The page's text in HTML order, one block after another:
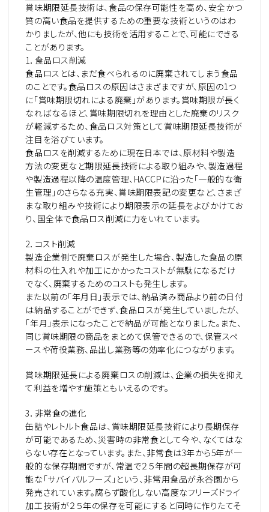
賞味期限延長技術は、食品の保存可能性を高め、安全かつ
質の高い食品を提供するための重要な技術というのはわ
かりましたが、他にも技術を活用することで、可能にできる
ことがあります。
1 ．食品ロス削減
食品ロスとは、まだ食べられるのに廃棄されてしまう食品
のことです。食品ロスの原因はさまざまですが、原因の1 つ
に「賞味期限切れによる廃棄」があります。賞味期限が長く
なればなるほど、賞味期限切れを理由とした廃棄のリスク
が軽減するため、食品ロス対策として賞味期限延長技術が
注目を浴びています。
食品ロスを削減するために現在日本では、原材料や製造
方法の変更など期限延長技術による取り組みや、製造過程
や製造過程以降の温度管理、 HACCP に沿った「一般的な衛
生管理」のさらなる充実、賞味期限表記の変更など、さまざ
まな取り組みや技術により期限表示の延長をよびかけてお
り、国全体で食品ロス削減に力をいれています。
2．コスト削減
製造企業側で廃棄ロスが発生した場合、製造した食品の原
材料の仕入れや加工にかかったコストが無駄になるだけ
でなく、廃棄するためのコストも発生します。
また以前の「年月日」表示では、納品済み商品より前の日付
は納品することができず、食品ロスが発生していましたが、
「年月」表示になったことで納品が可能となりました。また、
同じ賞味期限の商品をまとめて保管できるので、保管スペ
ースや荷役業務、品出し業務等の効率化につながります。
賞味期限延長による廃棄ロスの削減は、企業の損失を抑え
て利益を増やす施策ともいえるのです。
3．非常食の進化
缶詰やレトルト食品は、賞味期限延長技術により長期保存
が可能であるため、災害時の非常食として今や、なくてはな
らない存在となっています。また、非常食は3年から5年が一
般的な保存期間ですが、常温で２５年間の超長期保存が可
能な「サバイバルフーズ」という、非常用食品が永谷園から
発売されています。腐らず酸化しない高度なフリーズドライ
加工技術が２５年の保存を可能にすると同時に作りたてそ